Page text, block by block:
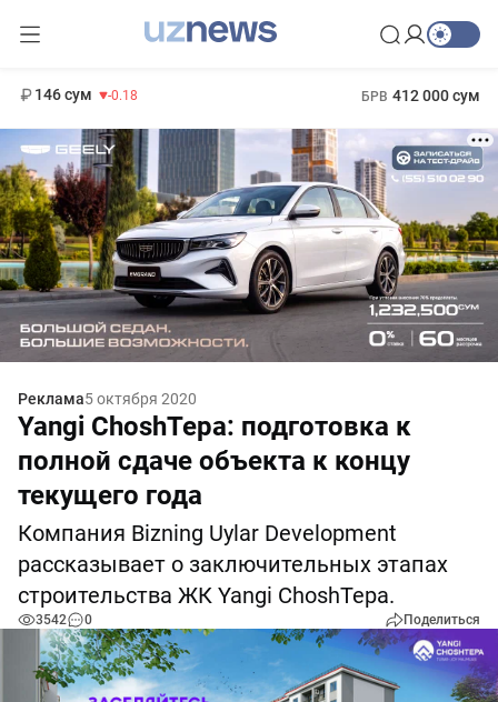
146 сум -0.18 БРВ 412 000 сум
Реклама5 октября 2020
Yangi ChoshTepa: подготовка к
полной сдаче объекта к концу
текущего года
Компания Bizning Uylar Development
рассказывает о заключительных этапах
строительства ЖК Yangi ChoshTepa.
3542 0 Поделиться